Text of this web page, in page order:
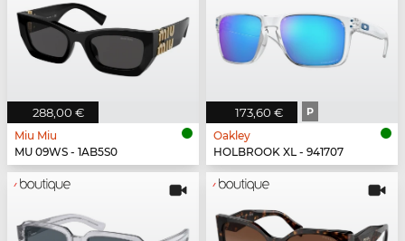
288,00 €
Miu Miu
MU 09WS - 1AB5S0
173,60 € P
Oakley
HOLBROOK XL - 941707